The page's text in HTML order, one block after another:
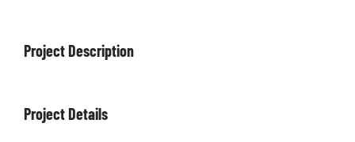
Project Description
Project Details